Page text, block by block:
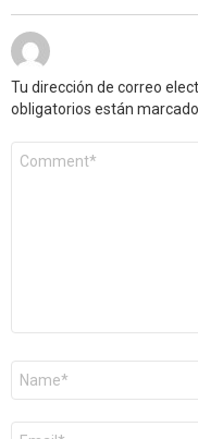
Tu dirección de correo
obligatorios están